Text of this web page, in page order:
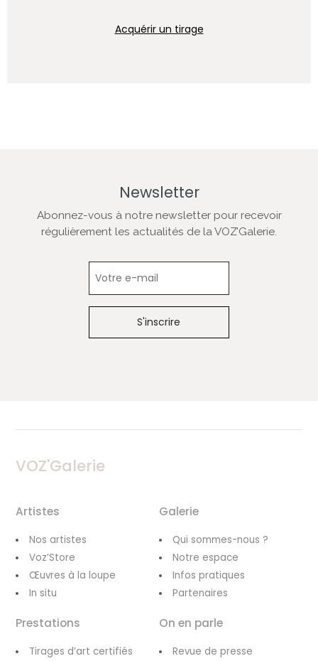
Acquérir un tirage
Newsletter
Abonnez-vous à notre newsletter pour recevoir
régulièrement les actualités de la VOZ’Galerie.
VOZ'Galerie
Artistes
Nos artistes
Voz’Store
Œuvres à la loupe
In situ
Galerie
Qui sommes-nous ?
Notre espace
Infos pratiques
Partenaires
Prestations
Tirages d’art certifiés
On en parle
Revue de presse